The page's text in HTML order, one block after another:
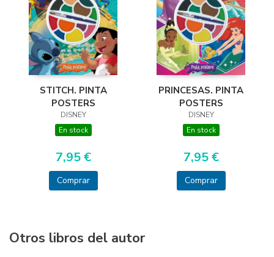
STITCH. PINTA
POSTERS
DISNEY
En stock
7,95 €
Comprar
PRINCESAS. PINTA
POSTERS
DISNEY
En stock
7,95 €
Comprar
Otros libros del autor